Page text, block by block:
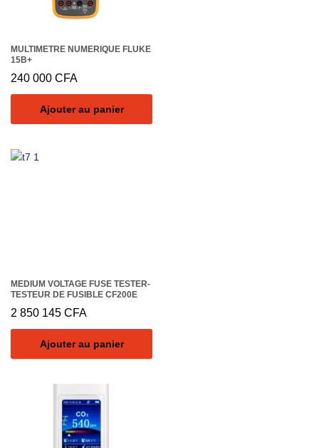
MULTIMETRE NUMERIQUE FLUKE
15B+
240 000 CFA
Ajouter au panier
MEDIUM VOLTAGE FUSE TESTER-
TESTEUR DE FUSIBLE CF200E
2 850 145 CFA
Ajouter au panier